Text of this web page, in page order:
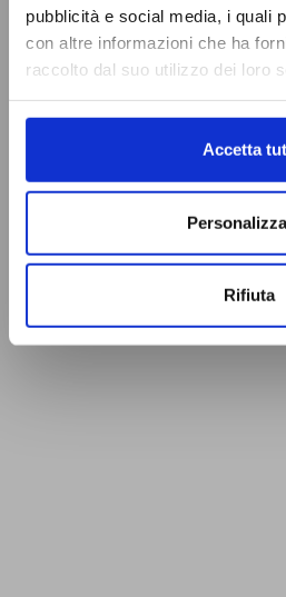
pubblicità e social media, i quali
con altre informazioni che ha
raccolto dal suo utilizzo dei loro
Accetta
Personalizza
Rifiuta